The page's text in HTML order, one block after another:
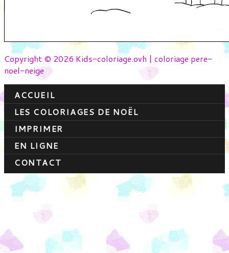
Copyright © 2026 Kids-coloriage.ovh | coloriage pere-
noel-neige
ACCUEIL
LES COLORIAGES DE NOËL
IMPRIMER
EN LIGNE
CONTACT